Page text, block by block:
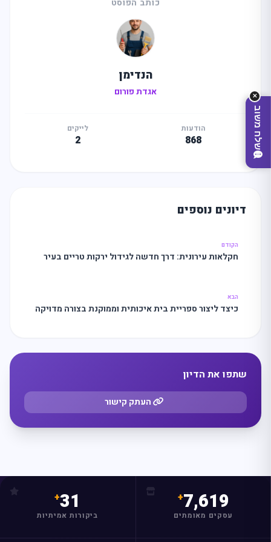
מצאו לי עסק
כותב הפוסט
הנדימן
אגדת פורום
הודעות
868
לייקים
2
דיונים נוספים
הקודם
חקלאות עירונית: דרך חדשה לגידול ירקות טריים בעיר
הבא
כיצד ליצור ספריית בית איכותית וממוקנת בצורה מדויקה
שתפו את הדיון
העתק קישור
✕
שלח משוב
7,619
עסקים מאומתים
31
ביקורות אמיתיות